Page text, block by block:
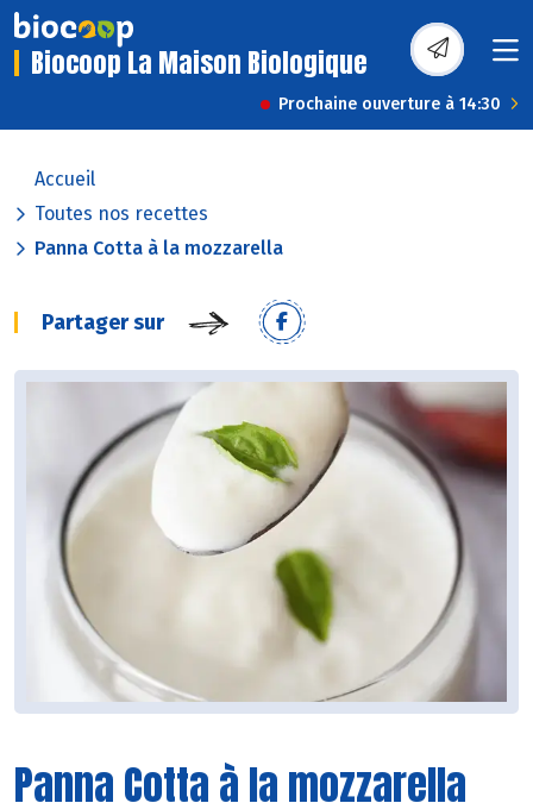
Biocoop La Maison Biologique
Prochaine ouverture à 14:30
Accueil
Toutes nos recettes
Panna Cotta à la mozzarella
Partager sur
Panna Cotta à la mozzarella